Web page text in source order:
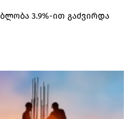
3.9%-ით გაძვირდა